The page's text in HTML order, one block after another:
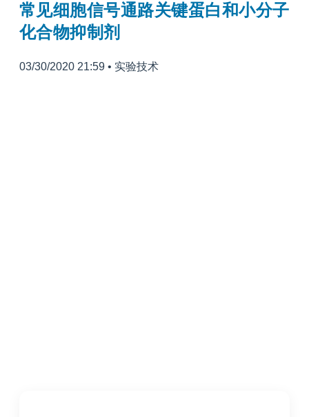
常见细胞信号通路关键蛋白和小分子
化合物抑制剂
03/30/2020 21:59 • 实验技术